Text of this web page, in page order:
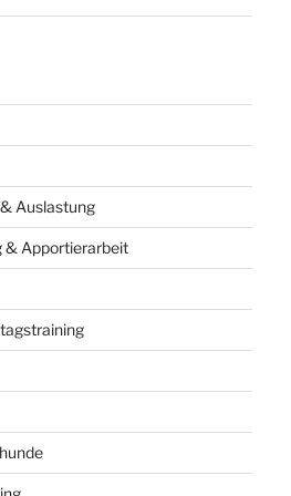
Auslastung
& Apportierarbeit